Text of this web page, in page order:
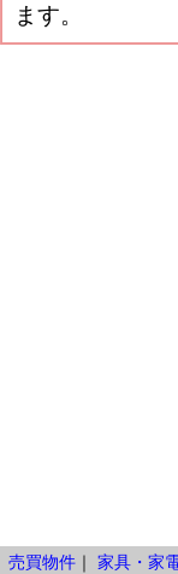
ます。
売買物件｜ 家具・家